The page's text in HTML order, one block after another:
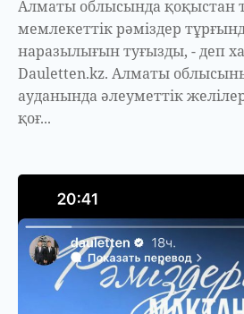
Алматы облысында қоқыстан
мемлекеттік рәміздер
наразылығын туғызды, - деп
Dauletten.kz. Алматы
ауданында әлеуметтік
қоғ...